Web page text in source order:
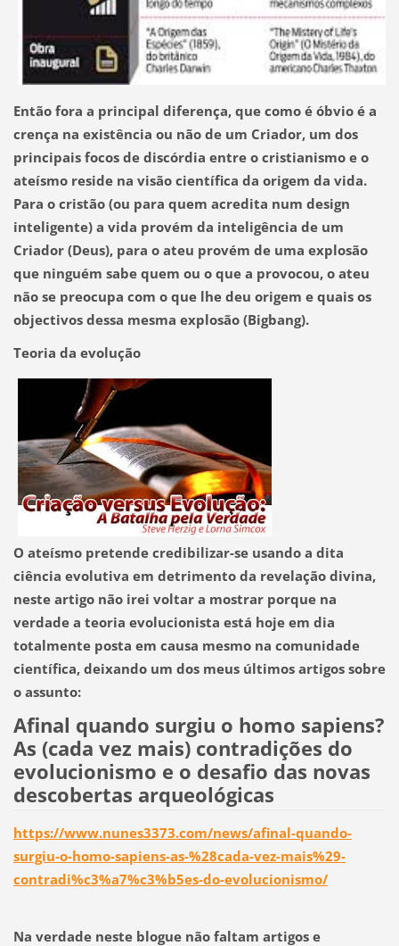
Então fora a principal diferença, que como é óbvio é a
crença na existência ou não de um Criador, um dos
principais focos de discórdia entre o cristianismo e o
ateísmo reside na visão científica da origem da vida.
Para o cristão (ou para quem acredita num design
inteligente) a vida provém da inteligência de um
Criador (Deus), para o ateu provém de uma explosão
que ninguém sabe quem ou o que a provocou, o ateu
não se preocupa com o que lhe deu origem e quais os
objectivos dessa mesma explosão (Bigbang).
Teoria da evolução
O ateísmo pretende credibilizar-se usando a dita
ciência evolutiva em detrimento da revelação divina,
neste artigo não irei voltar a mostrar porque na
verdade a teoria evolucionista está hoje em dia
totalmente posta em causa mesmo na comunidade
científica, deixando um dos meus últimos artigos sobre
o assunto:
Afinal quando surgiu o homo sapiens?
As (cada vez mais) contradições do
evolucionismo e o desafio das novas
descobertas arqueológicas
https://www.nunes3373.com/news/afinal-quando-
surgiu-o-homo-sapiens-as-%28cada-vez-mais%29-
contradi%c3%a7%c3%b5es-do-evolucionismo/
Na verdade neste blogue não faltam artigos e